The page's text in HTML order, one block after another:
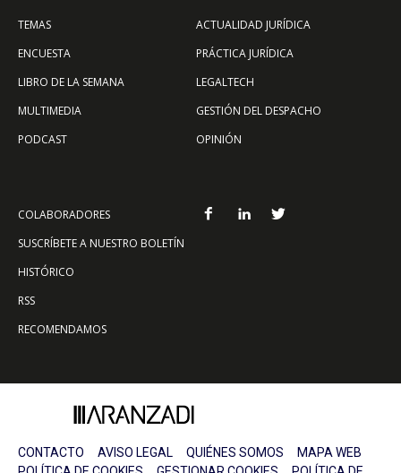
TEMAS
ENCUESTA
LIBRO DE LA SEMANA
MULTIMEDIA
PODCAST
ACTUALIDAD JURÍDICA
PRÁCTICA JURÍDICA
LEGALTECH
GESTIÓN DEL DESPACHO
OPINIÓN
COLABORADORES
SUSCRÍBETE A NUESTRO BOLETÍN
HISTÓRICO
RSS
RECOMENDAMOS
CONTACTO AVISO LEGAL QUIÉNES SOMOS
MAPA WEB